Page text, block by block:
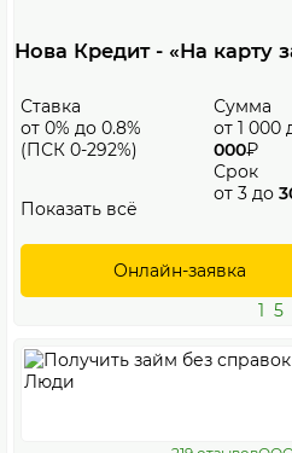
Нова Кредит - «На карту
Ставка
от 0% до 0.8%
(ПСК 0-292%)
Сумма
от 1 000
000₽
Срок
от 3 до
Показать всё
Онлайн-заявка
1 5